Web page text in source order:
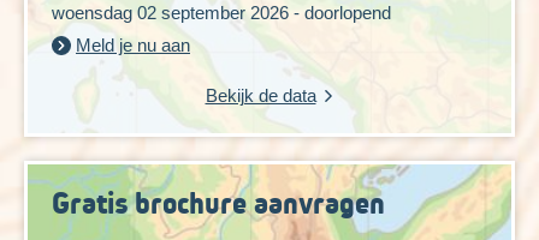
woensdag 02 september 2026 - doorlopend
Meld je nu aan
Bekijk de data
Gratis brochure aanvragen